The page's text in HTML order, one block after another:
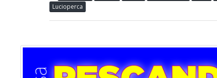
Lucioperca